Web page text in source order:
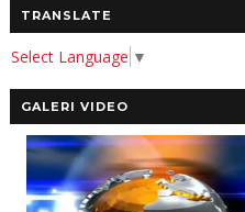
TRANSLATE
Select Language ▼
GALERI VIDEO